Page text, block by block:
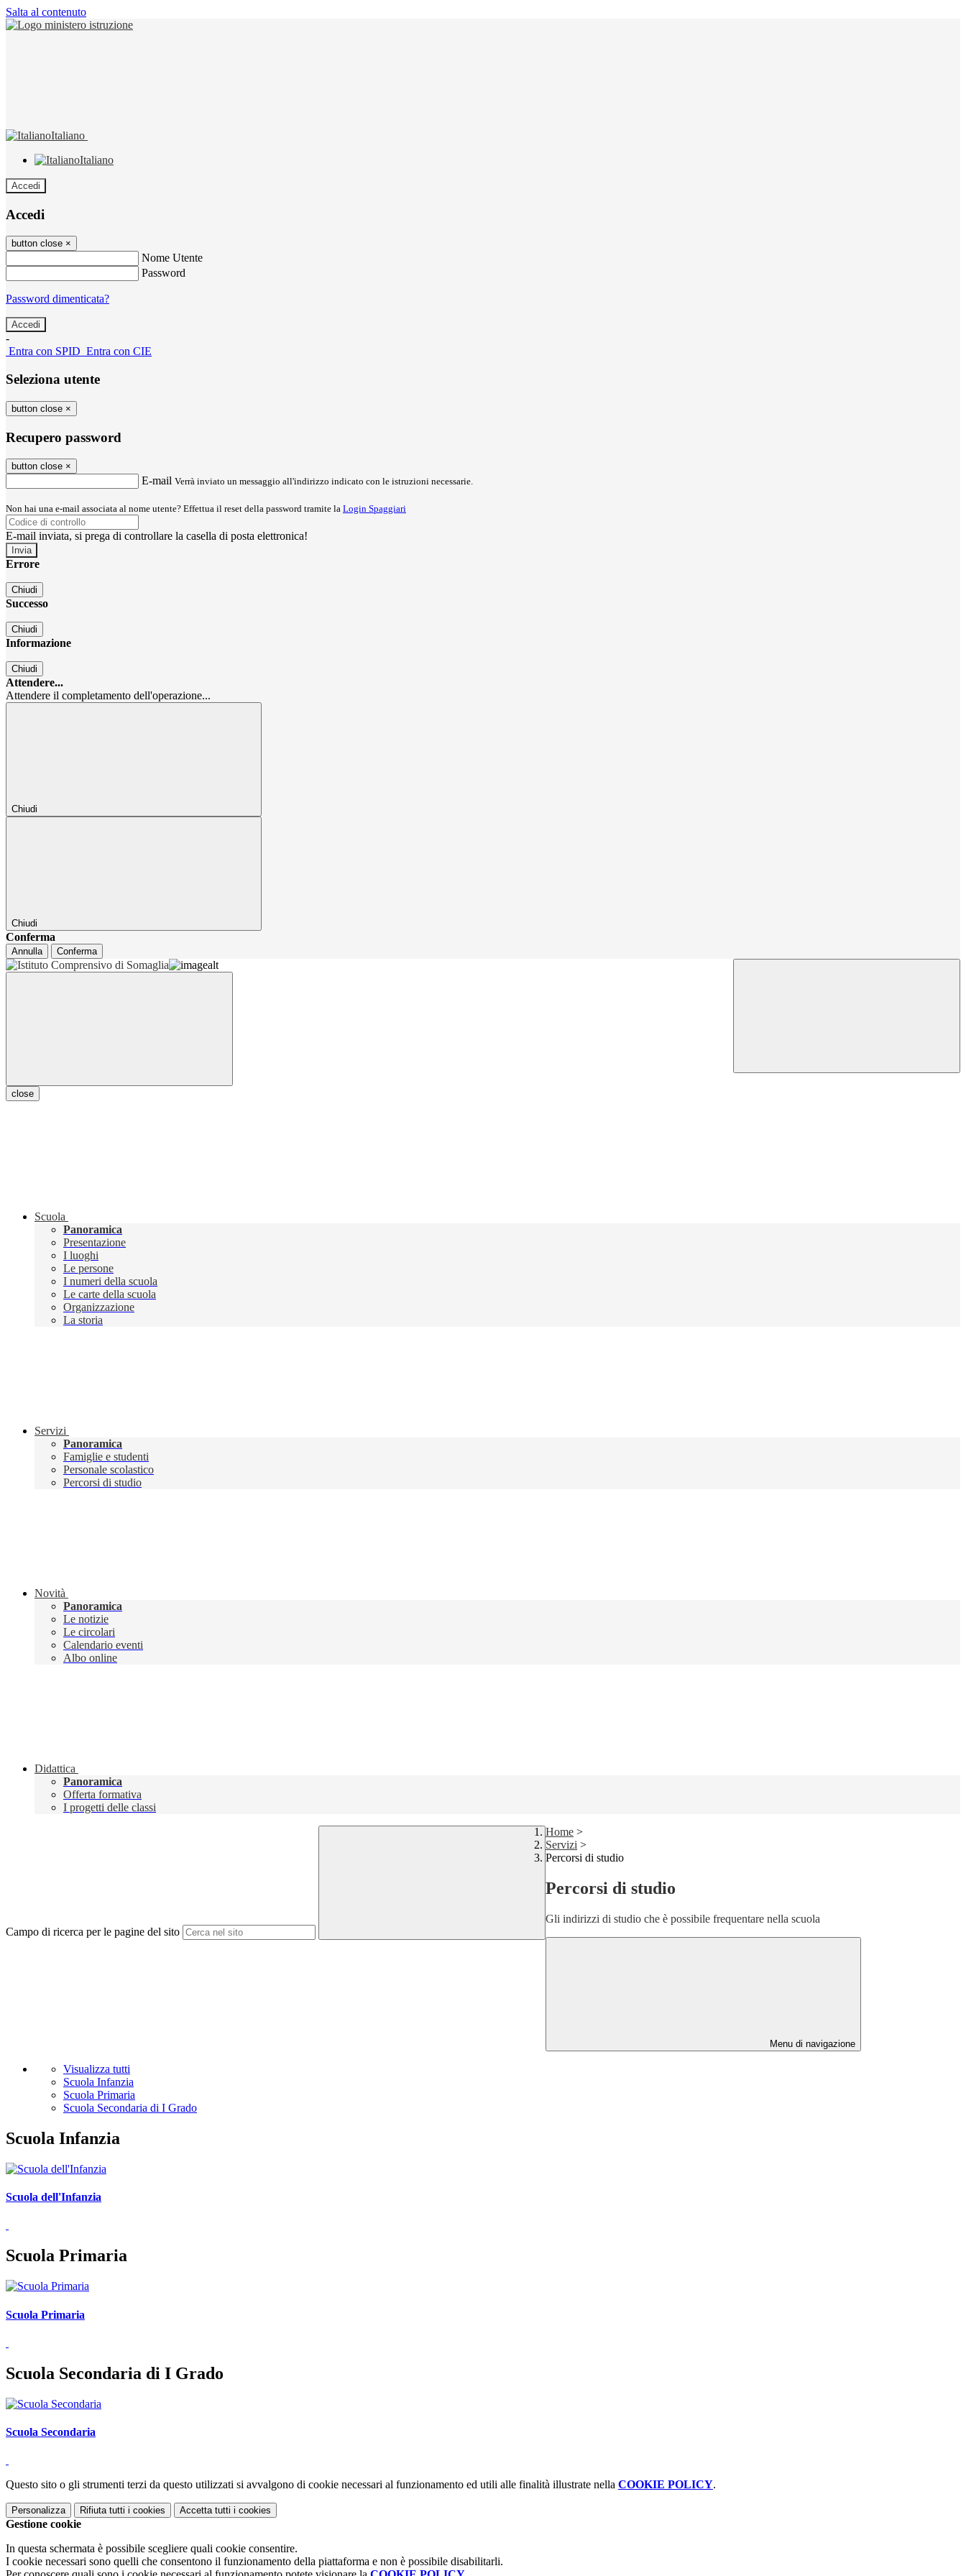
Salta al contenuto
Italiano
Italiano
Accedi
Accedi
button close ×
Nome Utente
Password
Password dimenticata?
-
Entra con SPID Entra con CIE
Seleziona utente
button close ×
Recupero password
button close ×
E-mail Verrà inviato un messaggio all'indirizzo indicato con le istruzioni necessarie.
Non hai una e-mail associata al nome utente? Effettua il reset della password tramite la Login Spaggiari
E-mail inviata, si prega di controllare la casella di posta elettronica!
Errore
Chiudi
Successo
Chiudi
Informazione
Chiudi
Attendere...
Attendere il completamento dell'operazione...
Chiudi
Chiudi
Conferma
Annulla Conferma
close
Scuola
Panoramica
Presentazione
I luoghi
Le persone
I numeri della scuola
Le carte della scuola
Organizzazione
La storia
Servizi
Panoramica
Famiglie e studenti
Personale scolastico
Percorsi di studio
Novità
Panoramica
Le notizie
Le circolari
Calendario eventi
Albo online
Didattica
Panoramica
Offerta formativa
I progetti delle classi
Campo di ricerca per le pagine del sito
Home >
Servizi >
Percorsi di studio
Percorsi di studio
Gli indirizzi di studio che è possibile frequentare nella scuola
Menu di navigazione
Visualizza tutti
Scuola Infanzia
Scuola Primaria
Scuola Secondaria di I Grado
Scuola Infanzia
Scuola dell'Infanzia
Scuola Primaria
Scuola Primaria
Scuola Secondaria di I Grado
Scuola Secondaria
Questo sito o gli strumenti terzi da questo utilizzati si avvalgono di cookie necessari al funzionamento ed utili alle finalità illustrate nella COOKIE POLICY.
Personalizza Rifiuta tutti i cookies Accetta tutti i cookies
Gestione cookie
In questa schermata è possibile scegliere quali cookie consentire.
I cookie necessari sono quelli che consentono il funzionamento della piattaforma e non è possibile disabilitarli.